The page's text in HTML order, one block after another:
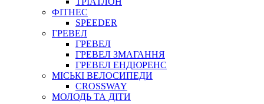
ФІТНЕС
SPEEDER
ГРЕВЕЛ
ГРЕВЕЛ
ГРЕВЕЛ ЗМАГАННЯ
ГРЕВЕЛ ЕНДЮРЕНС
МІСЬКІ ВЕЛОСИПЕДИ
CROSSWAY
МОЛОДЬ ТА ДІТИ